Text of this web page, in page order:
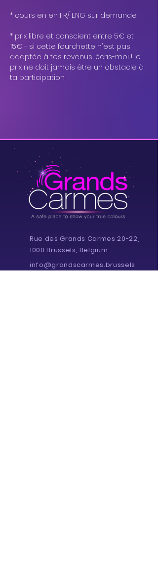
* cours en en FR/ ENG sur demande
* prix libre et conscient entre 5€ et
15€ - si cette fourchette n'est pas
adaptée à tes revenus, écris-moi ! le
prix ne doit jamais être un obstacle à
ta participation
Rue des Grands Carmes 20-22,
1000 Brussels, Belgium
info@grandscarmes.brussels